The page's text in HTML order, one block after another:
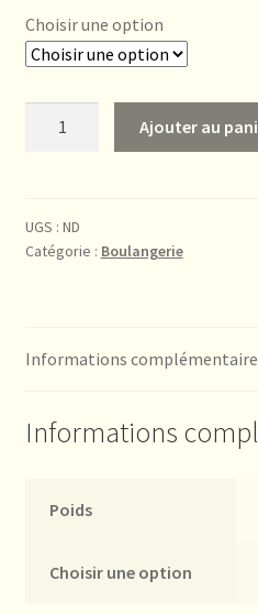
2,60€
Choisir une option
6
Céréales
Ajouter au
UGS : ND
Catégorie : Boulangerie
Informations
Informations
Poids
Choisir une option